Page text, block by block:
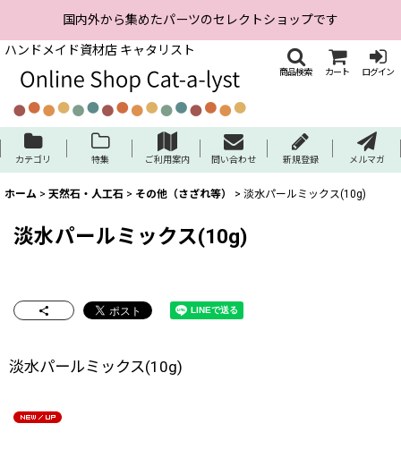
国内外から集めたパーツのセレクトショップです
ハンドメイド資材店 キャタリスト
商品検索 カート ログイン
カテゴリ 特集 ご利用案内 問い合わせ 新規登録 メルマガ
ホーム > 天然石・人工石 > その他（さざれ等） > 淡水パールミックス(10g)
淡水パールミックス(10g)
淡水パールミックス(10g)